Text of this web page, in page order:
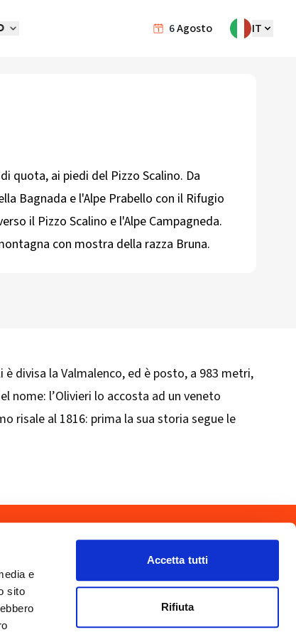
e
sito
Accetta tutti
Rifiuta
6Agosto IT
quota, ai piedi del Pizzo Scalino. Da
Bagnada e l'Alpe Prabello con il Rifugio
il Pizzo Scalino e l'Alpe Campagneda.
con mostra della razza Bruna.​
è divisa la Valmalenco, ed è posto, a 983 metri,
nome: l’Olivieri lo accosta ad un veneto
risale al 1816: prima la sua storia segue le
Copyright 2025 © Calendario Valtellinese